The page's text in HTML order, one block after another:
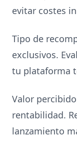
evitar costes
Tipo de
exclusivos.
tu plataforma
Valor
rentabilidad.
lanzamiento